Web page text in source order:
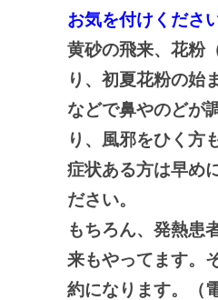
お気を付けください
黄砂の飛来、花粉
り、初夏花粉の始
などで鼻やのどが
り、風邪をひく方
症状ある方は早め
ださい。
もちろん、発熱患
来もやってます。
約になります。（